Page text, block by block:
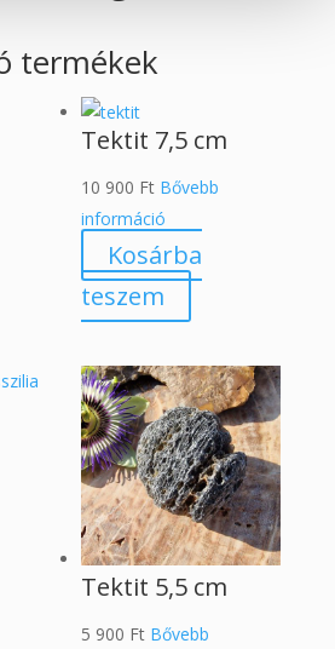
termékek
Tektit 7,5 cm
10 900 Ft Bővebb
információ
Kosárba
teszem
Tektit 5,5 cm
5 900 Ft Bővebb